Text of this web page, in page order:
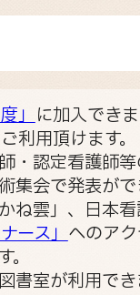
」に加入できま
利用頂けます。
・認定看護師
集会で発表がで
ね雲」、日本
ース」へのア
書室が利用でき